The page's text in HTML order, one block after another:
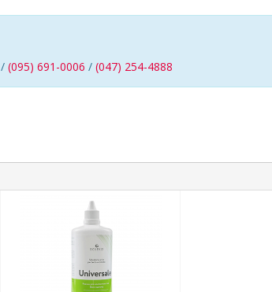
/ (095) 691-0006 / (047) 254-4888